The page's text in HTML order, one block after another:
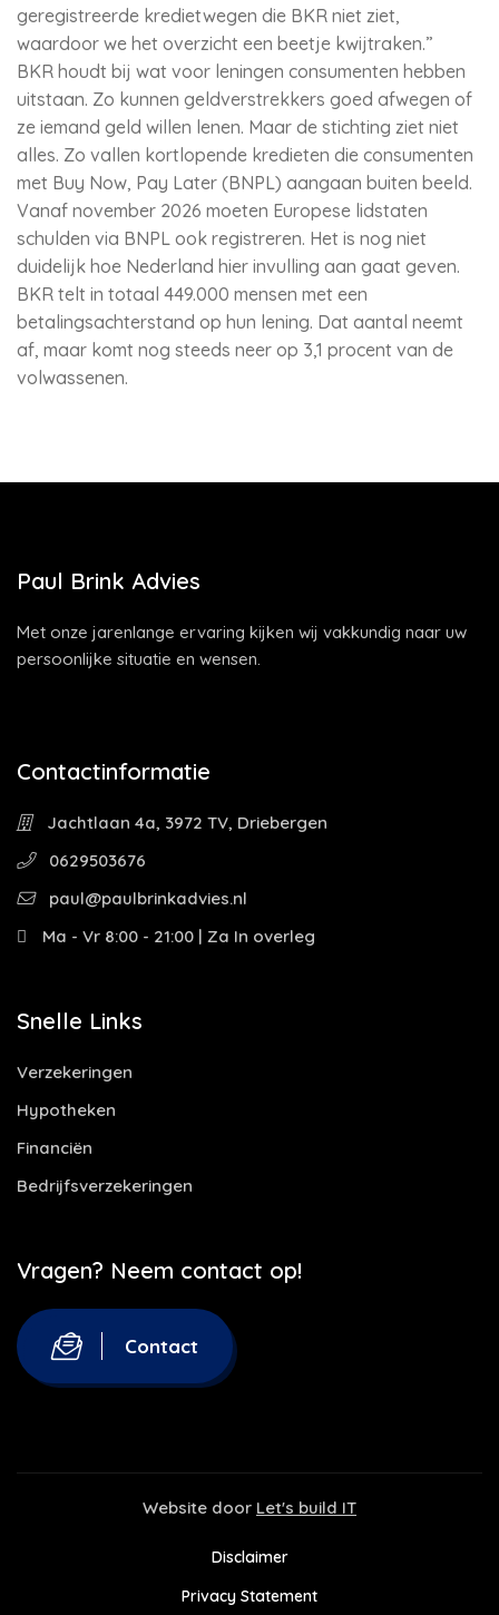
geregistreerde kredietwegen die BKR niet ziet,
waardoor we het overzicht een beetje kwijtraken.”
BKR houdt bij wat voor leningen consumenten hebben
uitstaan. Zo kunnen geldverstrekkers goed afwegen of
ze iemand geld willen lenen. Maar de stichting ziet niet
alles. Zo vallen kortlopende kredieten die consumenten
met Buy Now, Pay Later (BNPL) aangaan buiten beeld.
Vanaf november 2026 moeten Europese lidstaten
schulden via BNPL ook registreren. Het is nog niet
duidelijk hoe Nederland hier invulling aan gaat geven.
BKR telt in totaal 449.000 mensen met een
betalingsachterstand op hun lening. Dat aantal neemt
af, maar komt nog steeds neer op 3,1 procent van de
volwassenen.
Paul Brink Advies
Met onze jarenlange ervaring kijken wij vakkundig naar uw
persoonlijke situatie en wensen.
Contactinformatie
Jachtlaan 4a, 3972 TV, Driebergen
0629503676
paul@paulbrinkadvies.nl
Ma - Vr 8:00 - 21:00 | Za In overleg
Snelle Links
Verzekeringen
Hypotheken
Financiën
Bedrijfsverzekeringen
Vragen? Neem contact op!
Contact
Website door Let's build IT
Disclaimer
Privacy Statement